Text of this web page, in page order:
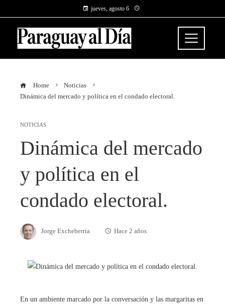
jueves, agosto 6
Home
Noticias
Dinámica del mercado y política en el condado electoral.
NOTICIAS
Dinámica del mercado
y política en el
condado electoral.
Jorge Excheberria Hace 2 años
En un ambiente marcado por la conversación y las margaritas en